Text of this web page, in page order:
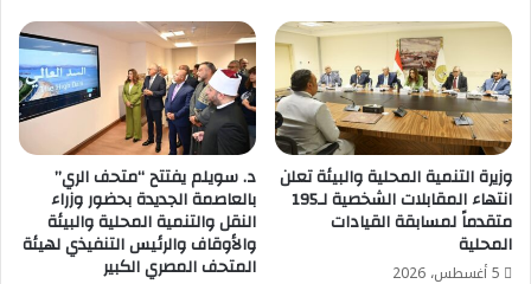
وزيرة التنمية المحلية والبيئة تعلن
انتهاء المقابلات الشخصية لـ195
متقدماً لمسابقة القيادات
المحلية
5 أغسطس، 2026
د. سويلم يفتتح “متحف الري”
بالعاصمة الجديدة بحضور وزراء
النقل والتنمية المحلية والبيئة
والأوقاف والرئيس التنفيذي لهيئة
المتحف المصري الكبير